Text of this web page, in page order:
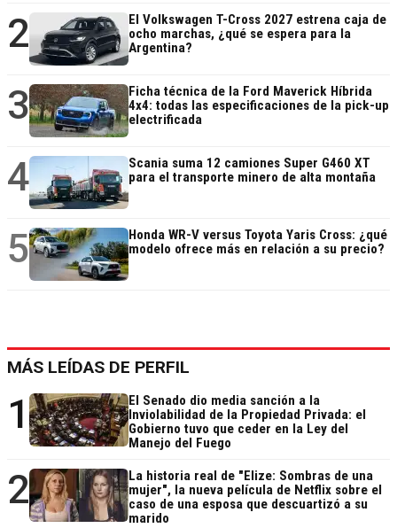
2
El Volkswagen T-Cross 2027 estrena caja de
ocho marchas, ¿qué se espera para la
Argentina?
3
Ficha técnica de la Ford Maverick Híbrida
4x4: todas las especificaciones de la pick-up
electrificada
4
Scania suma 12 camiones Super G460 XT
para el transporte minero de alta montaña
5
Honda WR-V versus Toyota Yaris Cross: ¿qué
modelo ofrece más en relación a su precio?
MÁS LEÍDAS DE PERFIL
1
El Senado dio media sanción a la
Inviolabilidad de la Propiedad Privada: el
Gobierno tuvo que ceder en la Ley del
Manejo del Fuego
2
La historia real de "Elize: Sombras de una
mujer", la nueva película de Netflix sobre el
caso de una esposa que descuartizó a su
marido